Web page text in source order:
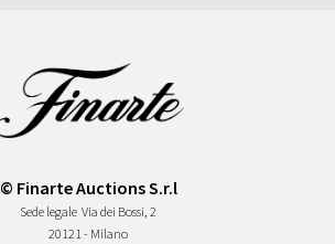
© Finarte Auctions S.r.l
Sede legale Via dei Bossi, 2
20121 - Milano